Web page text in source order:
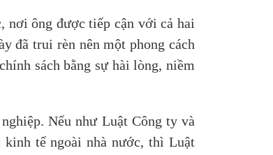
nơi ông được tiếp cận với cả hai
đã trui rèn nên một phong cách
sách bằng sự hài lòng, niềm
Nếu như Luật Công ty và
kinh tế ngoài nhà nước, thì Luật